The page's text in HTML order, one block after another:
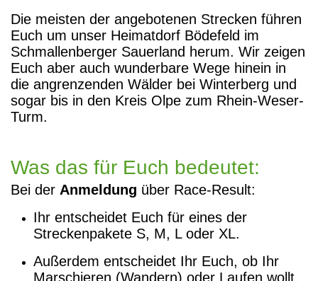
Die meisten der angebotenen Strecken führen
Euch um unser Heimatdorf Bödefeld im
Schmallenberger Sauerland herum. Wir zeigen
Euch aber auch wunderbare Wege hinein in
die angrenzenden Wälder bei Winterberg und
sogar bis in den Kreis Olpe zum Rhein-Weser-
Turm.
Was das für Euch bedeutet:
Bei der Anmeldung über Race-Result:
Ihr entscheidet Euch für eines der
Streckenpakete S, M, L oder XL.
Außerdem entscheidet Ihr Euch, ob Ihr
Marschieren (Wandern) oder Laufen wollt.